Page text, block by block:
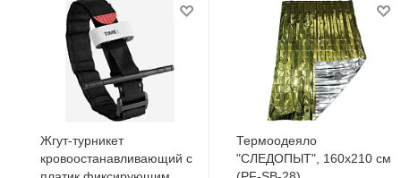
Жгут-турникет
кровоостанавливающий с
Термоодеяло
"СЛЕДОПЫТ", 160х210 см